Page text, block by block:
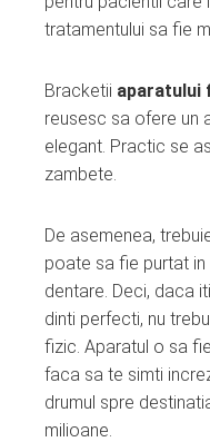
tratamentului sa fie
Bracketii aparatului
reusesc sa ofere un
elegant. Practic se
zambete.
De asemenea,
poate sa fie purtat
dentare. Deci, daca
dinti perfecti, nu
fizic. Aparatul o sa
faca sa te simti
drumul spre
milioane.